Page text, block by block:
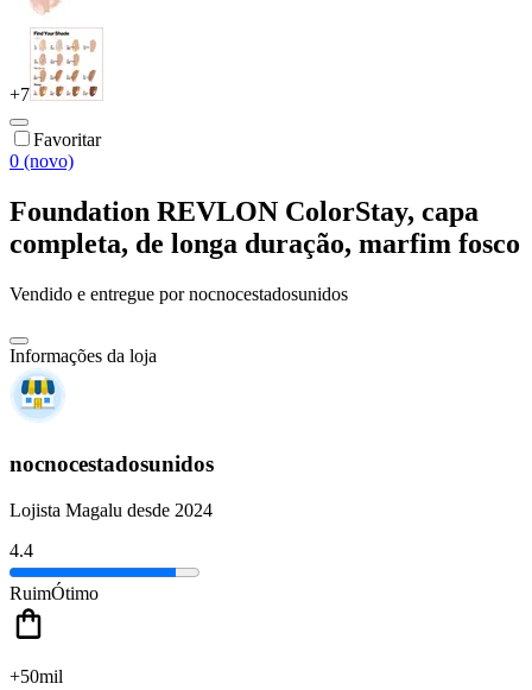
+7
Favoritar
0 (novo)
Foundation REVLON ColorStay, capa
completa, de longa duração, marfim fosco
Vendido e entregue por nocnocestadosunidos
Informações da loja
nocnocestadosunidos
Lojista Magalu desde 2024
4.4
RuimÓtimo
+50mil